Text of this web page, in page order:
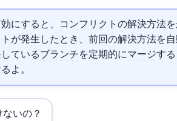
trueで有効にすると、 コンフリクト の解決方法を
が発生したとき、前回の解決方法を
ているブランチを定期的にマージす
よ。
いの？